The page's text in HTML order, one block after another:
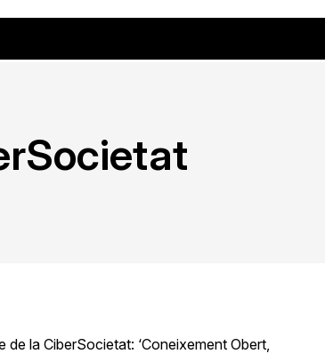
de la CiberSocietat: ‘Coneixement Obert,